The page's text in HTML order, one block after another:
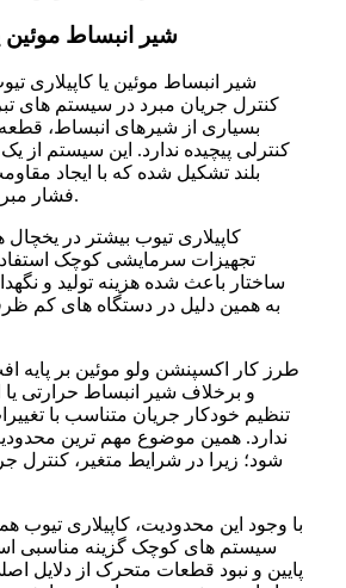
شیر انبساط موئین
شیر انبساط موئین یا کاپیلاری
کنترل جریان مبرد در سیستم های
بسیاری از شیرهای انبساط،
کنترلی پیچیده ندارد. این سیستم از
بلند تشکیل شده که با ایجاد
فشار مبرد را کاهش می دهد.
کاپیلاری تیوب بیشتر در یخچال
تجهیزات سرمایشی کوچک
ساختار باعث شده هزینه تولید و
به همین دلیل در دستگاه های کم
طرز کار اکسپنشن ولو موئین بر پایه
و برخلاف شیر انبساط حرارتی یا
تنظیم خودکار جریان متناسب با
ندارد. همین موضوع مهم ترین
شود؛ زیرا در شرایط متغیر، کنترل
با وجود این محدودیت، کاپیلاری تیوب
سیستم های کوچک گزینه مناسبی
پایین و نبود قطعات متحرک از دلایل